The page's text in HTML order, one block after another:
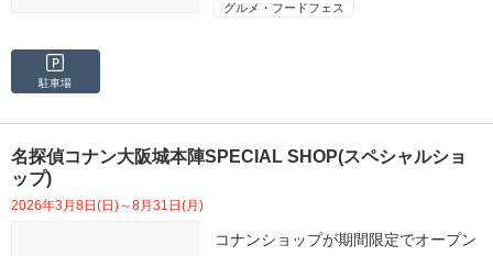
グルメ・フードフェス
駐車場
名探偵コナン大阪城本陣SPECIAL SHOP(スペシャルショ
ップ)
2026年3月8日(日)～8月31日(月)
コナンショップが期間限定でオープン